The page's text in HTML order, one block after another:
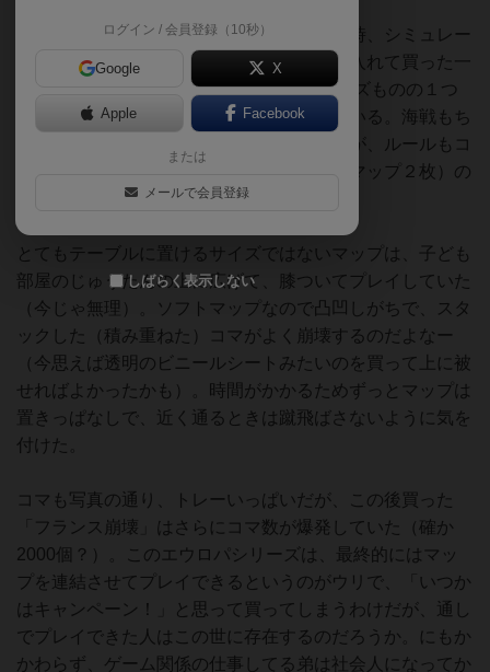
実家で棚卸したゲームの１つで、中学生の時、シミュレー
ションゲームをいくつか試した後に気合い入れて買った一
品。Europaシリーズという超弩級のシリーズものの１つ
で、ドイツ軍の英国本土上陸作戦を扱っている。海戦もち
ゃんとできるという点に特に惹かれたのだが、ルールもコ
マ数も多く、マップもやたらデカい（フルマップ２枚）の
で、そこまでたどり着くのも一苦労だった。
とてもテーブルに置けるサイズではないマップは、子ども
部屋のじゅうたんの上に広げて、膝ついてプレイしていた
（今じゃ無理）。ソフトマップなので凸凹しがちで、スタ
ックした（積み重ねた）コマがよく崩壊するのだよなー
（今思えば透明のビニールシートみたいのを買って上に被
せればよかったかも）。時間がかかるためずっとマップは
置きっぱなしで、近く通るときは蹴飛ばさないように気を
付けた。
コマも写真の通り、トレーいっぱいだが、この後買った
「フランス崩壊」はさらにコマ数が爆発していた（確か
2000個？）。このエウロパシリーズは、最終的にはマッ
プを連結させてプレイできるというのがウリで、「いつか
はキャンペーン！」と思って買ってしまうわけだが、通し
でプレイできた人はこの世に存在するのだろうか。にもか
かわらず、ゲーム関係の仕事してる弟は社会人になってか
ログイン / 会員登録（10秒）
Google X
Apple Facebook
または
メールで会員登録
しばらく表示しない